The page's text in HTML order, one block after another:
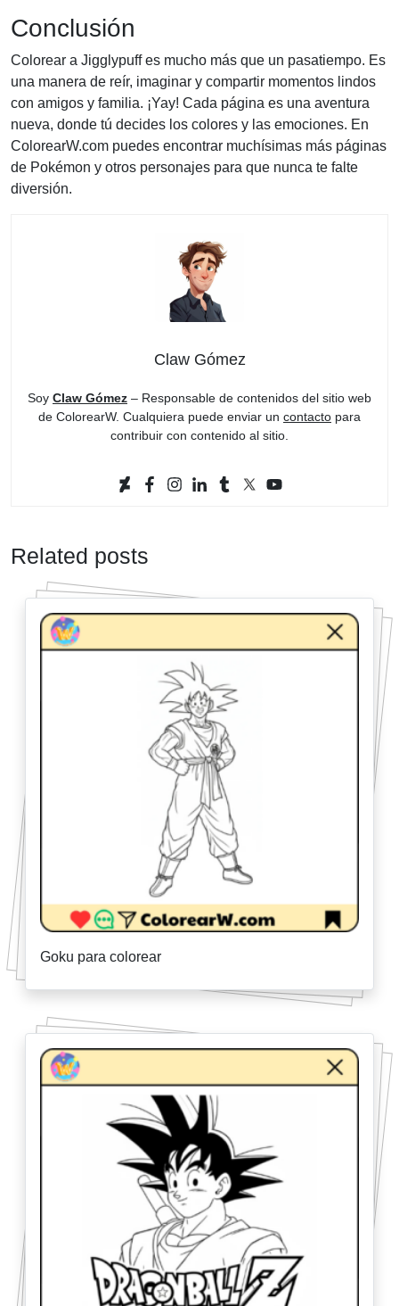
Conclusión
Colorear a Jigglypuff es mucho más que un pasatiempo. Es
una manera de reír, imaginar y compartir momentos lindos
con amigos y familia. ¡Yay! Cada página es una aventura
nueva, donde tú decides los colores y las emociones. En
ColorearW.com puedes encontrar muchísimas más páginas
de Pokémon y otros personajes para que nunca te falte
diversión.
Claw Gómez
Soy Claw Gómez – Responsable de contenidos del sitio web
de ColorearW. Cualquiera puede enviar un contacto para
contribuir con contenido al sitio.
Related posts
Goku para colorear